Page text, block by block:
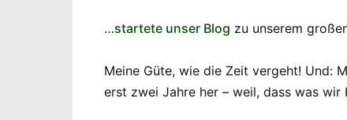
…startete unser Blog zu unserem
Meine Güte, wie die Zeit vergeht! Und:
erst zwei Jahre her – weil, dass was